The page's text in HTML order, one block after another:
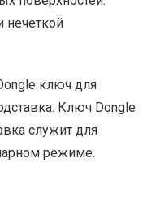
нечеткой
ключ для
Ключ Dongle
служит для
режиме.